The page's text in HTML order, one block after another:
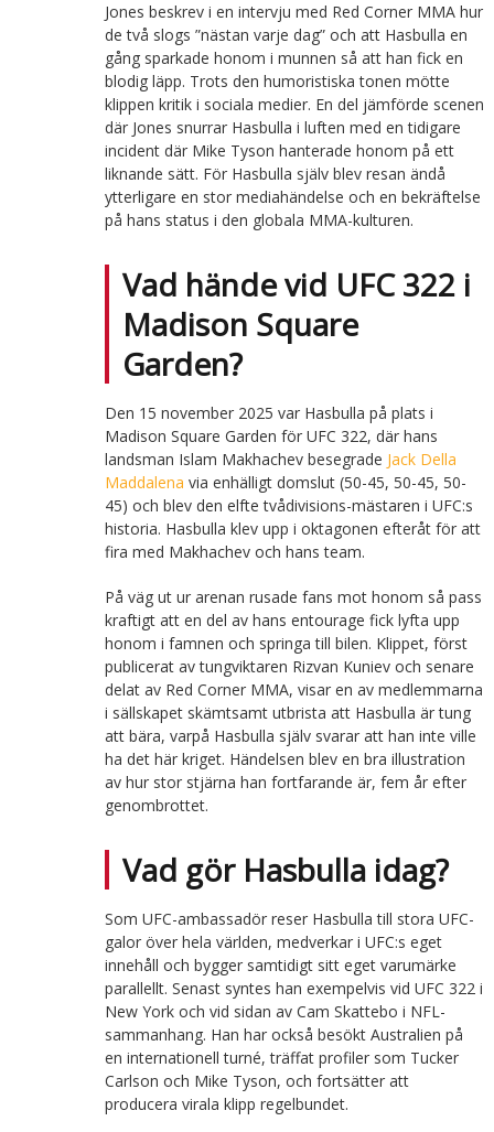
Jones beskrev i en intervju med Red Corner MMA hur
de två slogs ”nästan varje dag” och att Hasbulla en
gång sparkade honom i munnen så att han fick en
blodig läpp. Trots den humoristiska tonen mötte
klippen kritik i sociala medier. En del jämförde scenen
där Jones snurrar Hasbulla i luften med en tidigare
incident där Mike Tyson hanterade honom på ett
liknande sätt. För Hasbulla själv blev resan ändå
ytterligare en stor mediahändelse och en bekräftelse
på hans status i den globala MMA-kulturen.
Vad hände vid UFC 322 i
Madison Square
Garden?
Den 15 november 2025 var Hasbulla på plats i
Madison Square Garden för UFC 322, där hans
landsman Islam Makhachev besegrade Jack Della
Maddalena via enhälligt domslut (50-45, 50-45, 50-
45) och blev den elfte tvådivisions-mästaren i UFC:s
historia. Hasbulla klev upp i oktagonen efteråt för att
fira med Makhachev och hans team.
På väg ut ur arenan rusade fans mot honom så pass
kraftigt att en del av hans entourage fick lyfta upp
honom i famnen och springa till bilen. Klippet, först
publicerat av tungviktaren Rizvan Kuniev och senare
delat av Red Corner MMA, visar en av medlemmarna
i sällskapet skämtsamt utbrista att Hasbulla är tung
att bära, varpå Hasbulla själv svarar att han inte ville
ha det här kriget. Händelsen blev en bra illustration
av hur stor stjärna han fortfarande är, fem år efter
genombrottet.
Vad gör Hasbulla idag?
Som UFC-ambassadör reser Hasbulla till stora UFC-
galor över hela världen, medverkar i UFC:s eget
innehåll och bygger samtidigt sitt eget varumärke
parallellt. Senast syntes han exempelvis vid UFC 322 i
New York och vid sidan av Cam Skattebo i NFL-
sammanhang. Han har också besökt Australien på
en internationell turné, träffat profiler som Tucker
Carlson och Mike Tyson, och fortsätter att
producera virala klipp regelbundet.